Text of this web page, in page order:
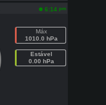
6:14 pm
Máx
1010.0 hPa
Estável
0.00 hPa